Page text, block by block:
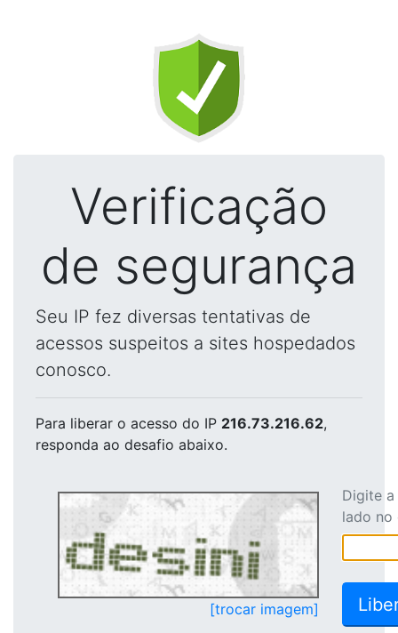
Verificação
de segurança
Seu IP fez diversas tentativas de
acessos suspeitos a sites hospedados
conosco.
Para liberar o acesso do IP 216.73.216.62,
responda ao desafio abaixo.
[trocar imagem]
Digite
lado no